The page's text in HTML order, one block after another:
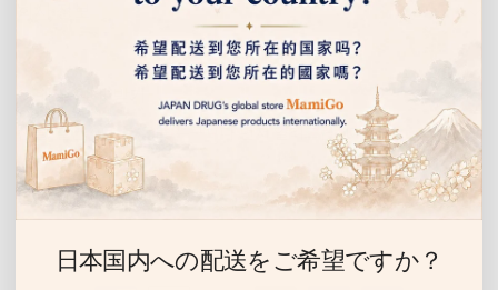
日本国内への配送をご希望ですか？
선물, 할인 이벤트 등을 누구보다 먼저 알려드립니다.
이
일